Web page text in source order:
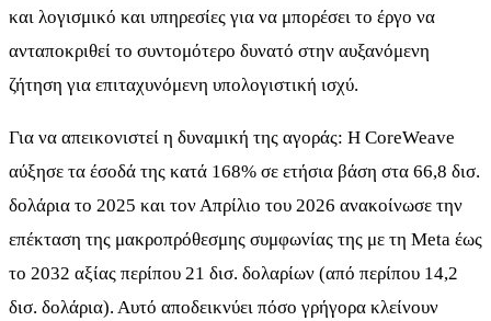
και λογισμικό και υπηρεσίες για να μπορέσει το έργο να
ανταποκριθεί το συντομότερο δυνατό στην αυξανόμενη
ζήτηση για επιταχυνόμενη υπολογιστική ισχύ.
Για να απεικονιστεί η δυναμική της αγοράς: Η CoreWeave
αύξησε τα έσοδά της κατά 168% σε ετήσια βάση στα 66,8 δισ.
δολάρια το 2025 και τον Απρίλιο του 2026 ανακοίνωσε την
επέκταση της μακροπρόθεσμης συμφωνίας της με τη Meta έως
το 2032 αξίας περίπου 21 δισ. δολαρίων (από περίπου 14,2
δισ. δολάρια). Αυτό αποδεικνύει πόσο γρήγορα κλείνουν